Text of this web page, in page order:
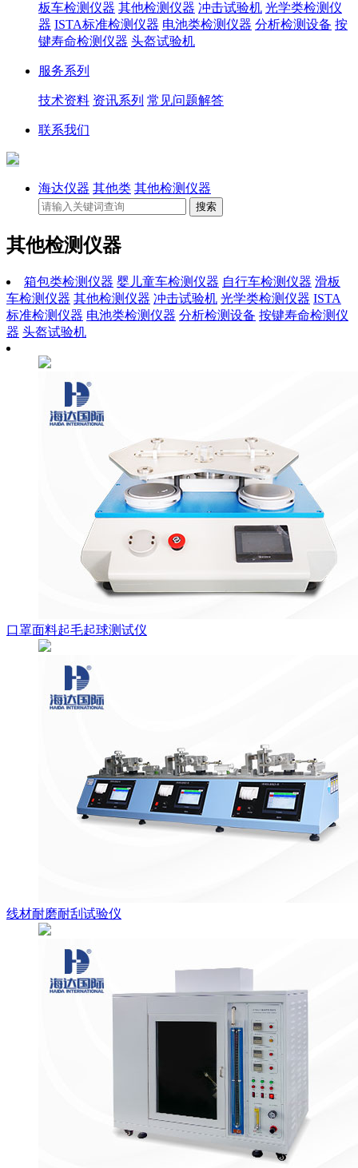
板车检测仪器 其他检测仪器 冲击试验机 光学类检测仪
器 ISTA标准检测仪器 电池类检测仪器 分析检测设备 按
键寿命检测仪器 头盔试验机
服务系列
技术资料 资讯系列 常见问题解答
联系我们
海达仪器 其他类 其他检测仪器
其他检测仪器
箱包类检测仪器 婴儿童车检测仪器 自行车检测仪器 滑板
车检测仪器 其他检测仪器 冲击试验机 光学类检测仪器 ISTA
标准检测仪器 电池类检测仪器 分析检测设备 按键寿命检测仪
器 头盔试验机
口罩面料起毛起球测试仪
线材耐磨耐刮试验仪